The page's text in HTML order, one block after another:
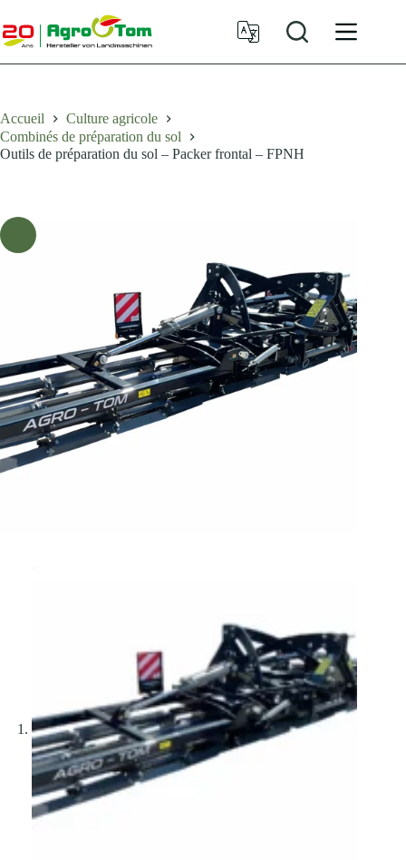
au
contenu
Accueil
Culture agricole
Combinés de préparation du sol
Outils de préparation du sol – Packer frontal – FPNH